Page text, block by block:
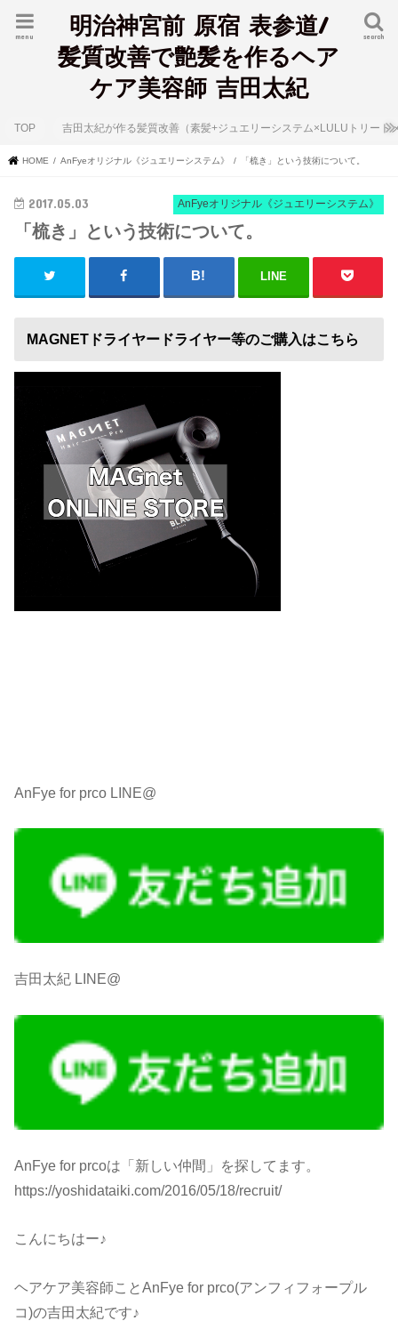
明治神宮前 原宿 表参道/
髪質改善で艶髪を作るヘア
ケア美容師 吉田太紀
search
menu
TOP 吉田太紀が作る髪質改善（素髪+ジュエリーシステム×LULUトリート
HOME AnFyeオリジナル《ジュエリーシステム》 「梳き」という技術について。
AnFyeオリジナル《ジュエリーシステム》
2017.05.03
「梳き」という技術について。
LINE
MAGNETドライヤードライヤー等のご購入はこちら
AnFye for prco LINE@
吉田太紀 LINE@
AnFye for prcoは「新しい仲間」を探してます。
https://yoshidataiki.com/2016/05/18/recruit/
こんにちはー♪
ヘアケア美容師ことAnFye for prco(アンフィフォープル
コ)の吉田太紀です♪